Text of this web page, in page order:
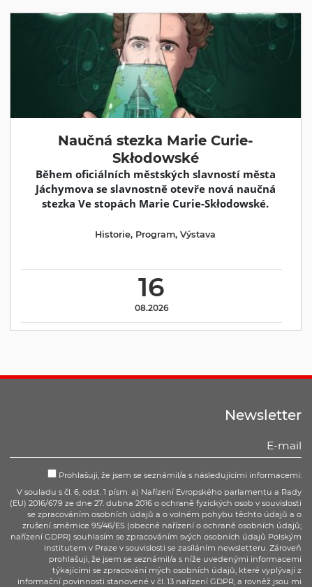
Naučná stezka Marie Curie-
Skłodowské
Během oficiálních městských slavností města
Jáchymova se slavnostně otevře nová naučná
stezka Ve stopách Marie Curie-Skłodowské.
16
08.2026
Historie, Program,Výstava
Newsletter
Prohlašuji, že jsem se seznámil/a s následujícími informacemi:
V souladu s čl. 6, odst. 1 písm. a) Nařízení Evropského parlamentu a Rady
(EU) 2016/679 ze dne 27. dubna 2016 o ochraně fyzických osob v souvislosti
se zpracováním osobních údajů a o volném pohybu těchto údajů a o
zrušení směrnice 95/46/ES (obecné nařízení o ochraně osobních údajů;
nařízení GDPR) souhlasím se zpracováním svých osobních údajů Polským
institutem v Praze v souvislosti se zasíláním newsletteru. Zároveň
prohlašuji, že jsem se seznámil/a s níže uvedenými informacemi
týkajícími se zpracování mých osobních údajů, které vyplývají z
informační povinnosti stanovené v čl. 13 nařízení GDPR, a rovněž jsou mi